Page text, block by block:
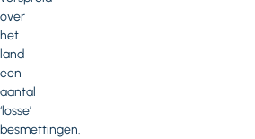
over
het
land
een
aantal
‘losse’
besmettingen.